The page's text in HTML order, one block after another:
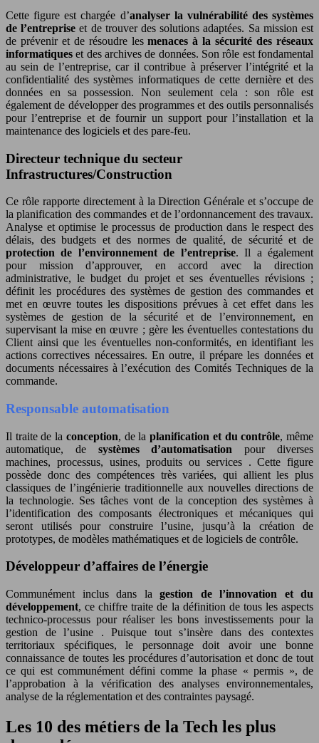
Cette figure est chargée d’analyser la vulnérabilité des systèmes
de l’entreprise et de trouver des solutions adaptées. Sa mission est
de prévenir et de résoudre lesmenaces à la sécurité des réseaux
informatiques et des archives de données. Son rôle est fondamental
au sein de l’entreprise, car il contribue à préserver l’intégrité et la
confidentialité des systèmes informatiques de cette dernière et des
données en sa possession. Non seulement cela : son rôle est
également de développer des programmes et des outils personnalisés
pour l’entreprise et de fournir un support pour l’installation et la
maintenance des logiciels et des pare-feu.
Directeur technique du secteur
Infrastructures/Construction
Ce rôle rapporte directement à la Direction Générale et s’occupe de
laplanification des commandes et de l’ordonnancement des travaux.
Analyse et optimise le processus de production dans le respect des
délais, des budgets et des normes de qualité, de sécurité et de
protection de l’environnement de l’entreprise. Il a également
pour mission d’approuver, en accord avec la direction
administrative, le budget du projet et ses éventuelles révisions ;
définit les procédures des systèmes de gestion des commandes et
met en œuvre toutes les dispositions prévues à cet effet dans les
systèmes de gestion de la sécurité et de l’environnement, en
supervisant la mise en œuvre ; gère les éventuelles contestations du
Client ainsi que les éventuelles non-conformités, en identifiant les
actions correctives nécessaires. En outre, il prépare les données et
documents nécessaires à l’exécution des Comités Techniques de la
commande.
Responsable automatisation
Il traite de la conception, de laplanification et du contrôle, même
automatique, de systèmes d’automatisation pour diverses
machines, processus, usines, produits ou services . Cette figure
possède donc des compétences très variées, qui allient les plus
classiques de l’ingénierie traditionnelle aux nouvelles directions de
la technologie. Ses tâches vont de la conception des systèmes à
l’identification des composants électroniques et mécaniques qui
seront utilisés pour construire l’usine, jusqu’à la création de
prototypes, de modèles mathématiques et de logiciels de contrôle.
Développeur d’affaires de l’énergie
Communément inclus dans la gestion de l’innovation et du
développement, ce chiffre traite de la définition de tous les aspects
technico-processus pour réaliser les bons investissements pour la
gestion de l’usine . Puisque tout s’insère dans des contextes
territoriaux spécifiques, le personnage doit avoir une bonne
connaissance de toutes les procédures d’autorisation et donc de tout
ce qui est communément défini comme la phase « permis », de
l’approbation à la vérification des analyses environnementales,
analyse de la réglementation et des contraintes paysagé.
Les 10 des métiers de la Tech les plus